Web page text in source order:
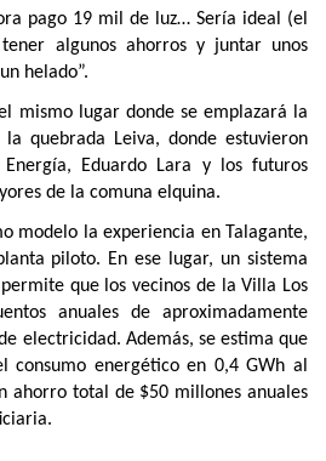
pago 19 mil de luz… Sería ideal (el
algunos ahorros y juntar unos
helado”.
mismo lugar donde se emplazará la
quebrada Leiva, donde estuvieron
Eduardo Lara y los futuros
de la comuna elquina.
modelo la experiencia en Talagante,
piloto. En ese lugar, un sistema
que los vecinos de la Villa Los
anuales de aproximadamente
electricidad. Además, se estima que
consumo energético en 0,4 GWh al
ahorro total de $50 millones anuales